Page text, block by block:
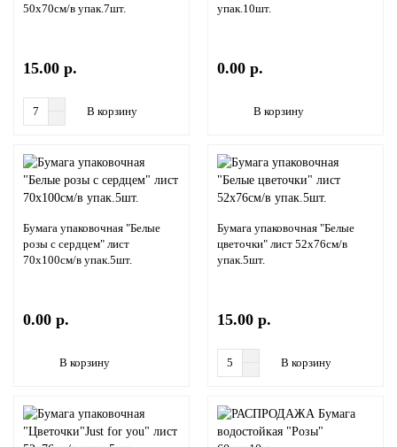
50х70см/в упак.7шт.
15.00 р.
В корзину
упак.10шт.
0.00 р.
В корзину
Бумага упаковочная "Белые
розы с сердцем" лист
70х100см/в упак.5шт.
0.00 р.
В корзину
Бумага упаковочная "Белые
цветочки" лист 52х76см/в
упак.5шт.
15.00 р.
В корзину